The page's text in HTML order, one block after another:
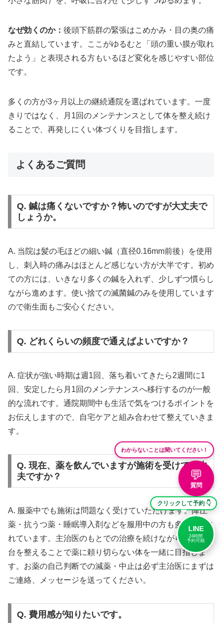
なぜ効くのか： 後頭下筋群の緊張はこめかみ・目の奥の痛
みと直結しています。ここがゆるむと「頭の重い膜が取れ
たよう」と表現される方もいるほど変化を感じやすい部位
です。
多くの方が3ヶ月以上の継続通院を選ばれています。一度
きりではなく、月1回のメンテナンスとして体を整え続け
ることで、再発しにくい体づくりを目指します。
よくあるご質問
Q. 鍼は痛くないですか？怖いのですが大丈夫で
しょうか。
A. 当院は髪の毛ほどの細い鍼（直径0.16mm前後）を使用
し、刺入時の痛みはほとんど感じない方が大半です。初め
ての方には、いきなり多くの鍼を入れず、少しずつ慣らし
ながら進めます。使い捨ての滅菌鍼のみを使用しています
ので衛生面もご安心ください。
Q. どれくらいの頻度で通えばよいですか？
A. 症状が強い時期は週1回、落ち着いてきたら2週間に1
回、安定したら月1回のメンテナンスへ移行するのが一般
的な流れです。通院期間中も生活で気をつけるポイントを
お伝えしますので、自宅ケアと組み合わせて整えていきま
す。
Q. 現在、薬を飲んでいますが施術を受けて大丈
夫ですか？
A. 服薬中でも施術は問題なく受けていただけます。降圧
薬・抗うつ薬・睡眠導入剤などを服用中の方も多く来院さ
れています。主治医のもとでの治療を続けながら、体の土
台を整えることで薬に頼り切らない体を一緒に目指しま
す。お薬の自己判断での減薬・中止は必ず主治医にまずは
ご連絡、メッセージを送ってください。
Q. 費用感が知りたいです。
わからないことは聞いてください！
💬
質問
クリックして予約 👇
LINE
24時間
予約可能